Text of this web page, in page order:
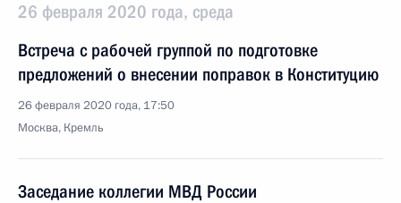
26 февраля 2020 года, среда
Встреча с рабочей группой по подготовке
предложений о внесении поправок в Конституцию
26 февраля 2020 года, 17:50
Москва, Кремль
Заседание коллегии МВД России